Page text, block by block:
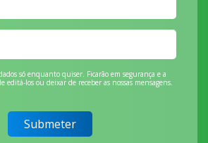
só enquanto quiser. Ficarão em segurança e a
los ou deixar de receber as nossas mensagens.